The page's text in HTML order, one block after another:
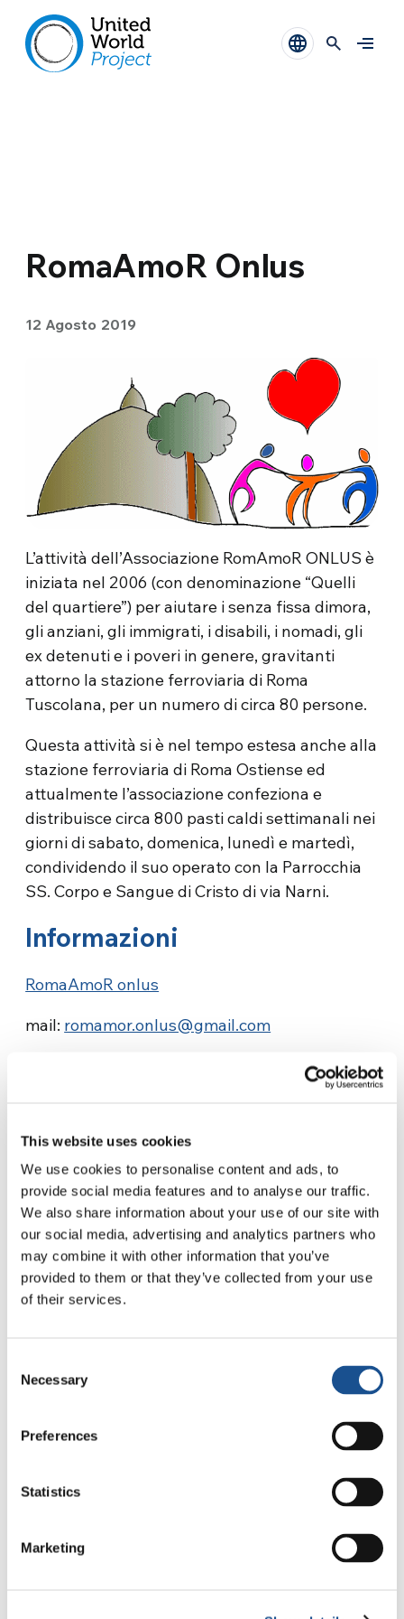
This website uses cookies
We use cookies to personalise content and ads, to
provide social media features and to analyse our traffic.
We also share information about your use of our site with
our social media, advertising and analytics partners who
may combine it with other information that you’ve
provided to them or that they’ve collected from your use
of their services.
Selection
Necessary
Preferences
Statistics
Marketing
RomaAmoR Onlus
12 Agosto 2019
L’attività dell’Associazione RomAmoR ONLUS è
iniziata nel 2006 (con denominazione “Quelli
del quartiere”) per aiutare i senza fissa dimora,
gli anziani, gli immigrati, i disabili, i nomadi, gli
ex detenuti e i poveri in genere, gravitanti
attorno la stazione ferroviaria di Roma
Tuscolana, per un numero di circa 80 persone.
Questa attività si è nel tempo estesa anche alla
stazione ferroviaria di Roma Ostiense ed
attualmente l’associazione confeziona e
distribuisce circa 800 pasti caldi settimanali nei
giorni di sabato, domenica, lunedì e martedì,
condividendo il suo operato con la Parrocchia
SS. Corpo e Sangue di Cristo di via Narni.
Informazioni
RomaAmoR onlus
mail: romamor.onlus@gmail.com
Related News
Dal Sud America tre storie di
Ecologia, sport e salute
Festival Re-Imagine Peace, da
cultura, identità e politica oltre